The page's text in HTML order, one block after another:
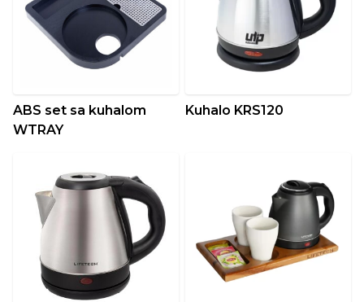
ABS set sa kuhalom
WTRAY
Kuhalo KRS120